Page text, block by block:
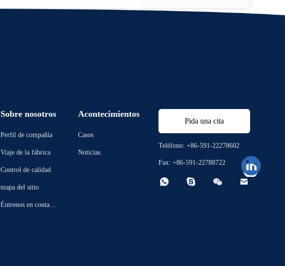
Sobre nosotros
Perfil de compañía
Viaje de la fábrica
Control de calidad
mapa del sitio
Éntrenos en contacto
Acontecimientos
Casos
Noticias
Pida una cita
Teléfono: +86-591-22278602
Fax: +86-591-22788722
   